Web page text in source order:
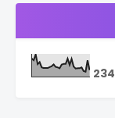
234